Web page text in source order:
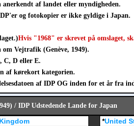
af landet eller myndigheden.
og fotokopier er ikke gyldige i Japan.
Hvis "1968" er skrevet på omslaget,
Vejtrafik (Genève, 1949).
C, D eller E.
af kørekort kategorien.
af IDP OG inden for et år fra
/ IDP Udstedende Lande for Japan
*United